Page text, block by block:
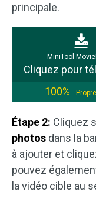
principale.
MiniTool
Cliquez pour
100%
Étape 2: Cliquez
photos dans la
à ajouter et
pouvez
la vidéo cible au